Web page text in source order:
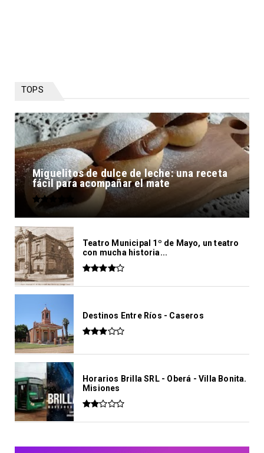
TOPS
Miguelitos de dulce de leche: una receta
fácil para acompañar el mate
Teatro Municipal 1º de Mayo, un teatro
con mucha historia...
Destinos Entre Ríos - Caseros
Horarios Brilla SRL - Oberá - Villa Bonita.
Misiones